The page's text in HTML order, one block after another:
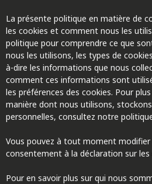
La présente politique en matière de
les cookies et comment nous les
politique pour comprendre ce que
nous les utilisons, les types de
à-dire les informations que nous
comment ces informations sont
les préférences des cookies. Pour
manière dont nous utilisons,
personnelles, consultez notre
Vous pouvez à tout moment
consentement à la déclaration sur
Pour en savoir plus sur qui nous